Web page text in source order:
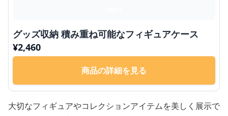
グッズ収納 積み重ね可能なフィギュアケース
¥2,460
商品の詳細を見る
大切なフィギュアやコレクションアイテムを美しく展示で